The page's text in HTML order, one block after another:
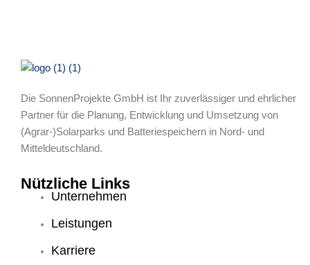
Die SonnenProjekte GmbH ist Ihr zuverlässiger und ehrlicher
Partner für die Planung, Entwicklung und Umsetzung von
(Agrar-)Solarparks und Batteriespeichern in Nord- und
Mitteldeutschland.
Nützliche Links
Unternehmen
Leistungen
Karriere